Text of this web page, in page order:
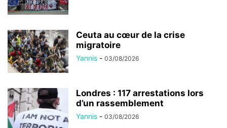
Ceuta au cœur de la crise
migratoire
Yannis - 03/08/2026
Londres : 117 arrestations lors
d’un rassemblement
Yannis - 03/08/2026